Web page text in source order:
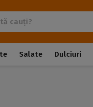
Salate Dulciuri